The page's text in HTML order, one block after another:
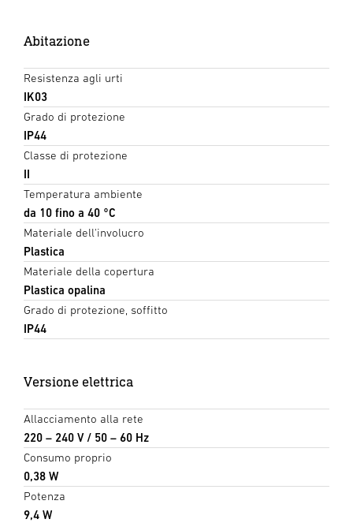
Abitazione
Resistenza agli urti
IK03
Grado di protezione
IP44
Classe di protezione
II
Temperatura ambiente
da 10 fino a 40 °C
Materiale dell'involucro
Plastica
Materiale della copertura
Plastica opalina
Grado di protezione, soffitto
IP44
Versione elettrica
Allacciamento alla rete
220 – 240 V / 50 – 60 Hz
Consumo proprio
0,38 W
Potenza
9,4 W